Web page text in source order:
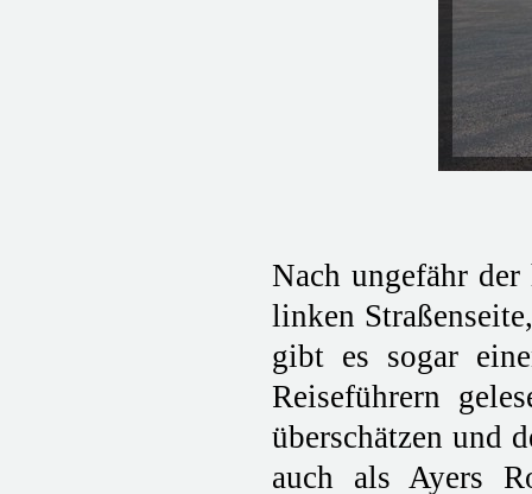
Nach ungefähr
linken
gibt es sogar
Reiseführern
überschätzen und
auch als Ayers